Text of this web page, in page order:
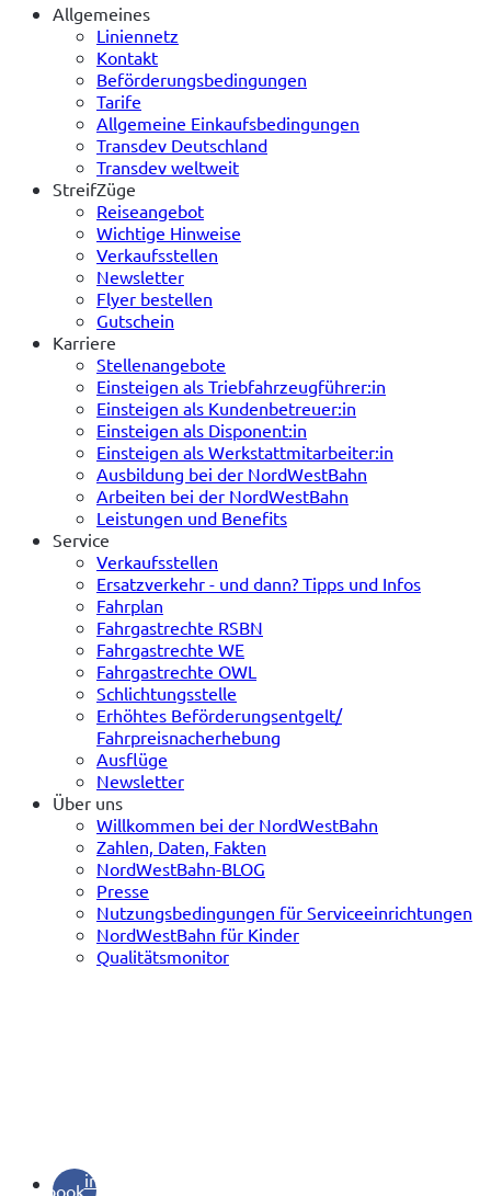
Allgemeines
Liniennetz
Kontakt
Beförderungsbedingungen
Tarife
Allgemeine Einkaufsbedingungen
Transdev Deutschland
Transdev weltweit
StreifZüge
Reiseangebot
Wichtige Hinweise
Verkaufsstellen
Newsletter
Flyer bestellen
Gutschein
Karriere
Stellenangebote
Einsteigen als Triebfahrzeugführer:in
Einsteigen als Kundenbetreuer:in
Einsteigen als Disponent:in
Einsteigen als Werkstattmitarbeiter:in
Ausbildung bei der NordWestBahn
Arbeiten bei der NordWestBahn
Leistungen und Benefits
Service
Verkaufsstellen
Ersatzverkehr - und dann? Tipps und Infos
Fahrplan
Fahrgastrechte RSBN
Fahrgastrechte WE
Fahrgastrechte OWL
Schlichtungsstelle
Erhöhtes Beförderungsentgelt/
Fahrpreisnacherhebung
Ausflüge
Newsletter
Über uns
Willkommen bei der NordWestBahn
Zahlen, Daten, Fakten
NordWestBahn-BLOG
Presse
Nutzungsbedingungen für Serviceeinrichtungen
NordWestBahn für Kinder
Qualitätsmonitor
facebookin a